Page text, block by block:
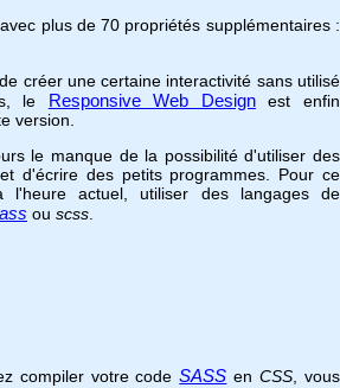
plus de 70 propriétés supplémentaires :
créer une certaine interactivité sans utilisé
le Responsive Web Designest enfin
version.
le manque de la possibilité d'utiliser des
d'écrire des petits programmes. Pour ce
actuel, utiliser des langages de
ou scss
compiler votre codeSASS enCSS , vous